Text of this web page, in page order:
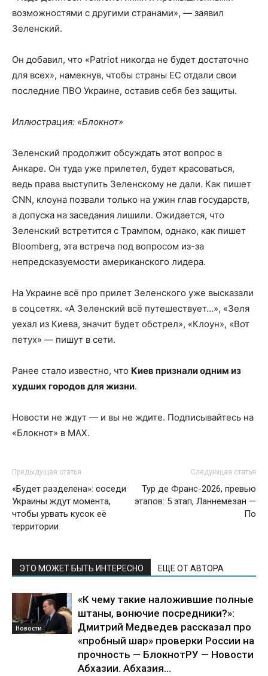
возможностями с другими странами», — заявил
Зеленский.
Он добавил, что «Patriot никогда не будет достаточно
для всех», намекнув, чтобы страны ЕС отдали свои
последние ПВО Украине, оставив себя без защиты.
Иллюстрация: «Блокнот»
Зеленский продолжит обсуждать этот вопрос в
Анкаре. Он туда уже прилетел, будет красоваться,
ведь права выступить Зеленскому не дали. Как пишет
CNN, клоуна позвали только на ужин глав государств,
а допуска на заседания лишили. Ожидается, что
Зеленский встретится с Трампом, однако, как пишет
Bloomberg, эта встреча под вопросом из-за
непредсказуемости американского лидера.
На Украине всё про прилет Зеленского уже высказали
в соцсетях. «А Зеленский всё путешествует…», «Зеля
уехал из Киева, значит будет обстрел», «Клоун», «Вот
петух» — пишут в сети.
Ранее стало известно, что Киев признали одним из
худших городов для жизни.
Новости не ждут — и вы не ждите. Подписывайтесь на
«Блокнот» в MAX.
Предыдущая статья
«Будет разделена»: соседи
Украины ждут момента,
чтобы урвать кусок её
территории
Следующая статья
Тур де Франс-2026, превью
этапов: 5 этап, Ланнемезан —
По
ЭТО МОЖЕТ БЫТЬ ИНТЕРЕСНО ЕЩЕ ОТ АВТОРА
Новости
«К чему такие наложившие полные
штаны, вонючие посредники?»:
Дмитрий Медведев рассказал про
«пробный шар» проверки России на
прочность — БлокнотРУ — Новости
Абхазии. Абхазия...